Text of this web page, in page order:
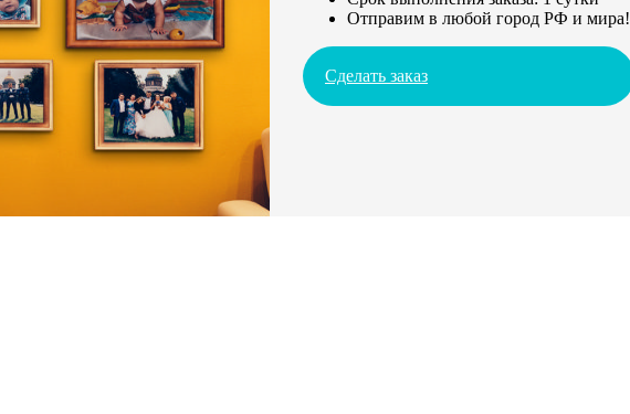
Отправим в любой город РФ и мира!
Сделать заказ